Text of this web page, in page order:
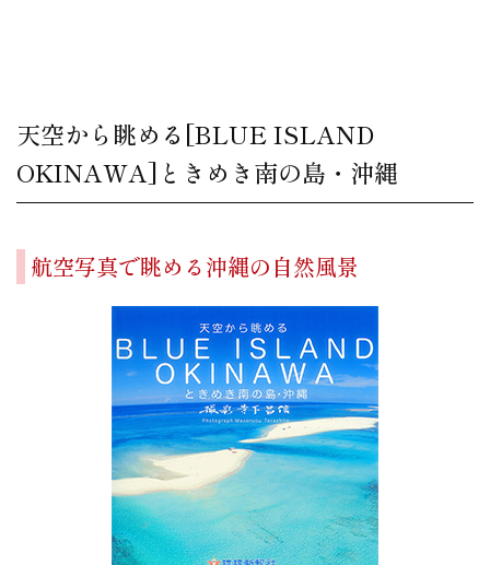
天空から眺める[BLUE ISLAND
OKINAWA]ときめき南の島・沖縄
航空写真で眺める沖縄の自然風景